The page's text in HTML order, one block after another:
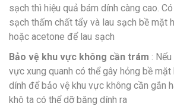
sạch thì hiệu quả bám dính càng cao.
sạch thấm chất tẩy và lau sạch bề mặt
hoặc acetone để lau sạch
Bảo vệ khu vực không cần trám :
vực xung quanh có thể gây hỏng bề
dính để bảo vệ khu vực không cần gắn
khô ta có thể dỡ băng dính ra